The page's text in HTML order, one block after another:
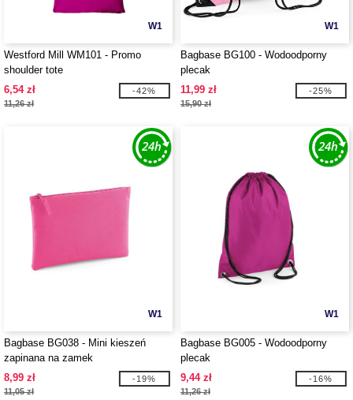
W1
Westford Mill WM101 - Promo
shoulder tote
6,54 zł
11,26 zł
-42%
W1
Bagbase BG100 - Wodoodporny
plecak
11,99 zł
15,90 zł
-25%
W1
Bagbase BG038 - Mini kieszeń
zapinana na zamek
8,99 zł
11,05 zł
-19%
W1
Bagbase BG005 - Wodoodporny
plecak
9,44 zł
11,26 zł
-16%